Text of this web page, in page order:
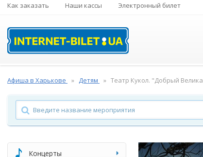
Как заказать Наши кассы Электронный билет
Афиша в Харькове Детям Театр Кукол. "Добрый
Концерты